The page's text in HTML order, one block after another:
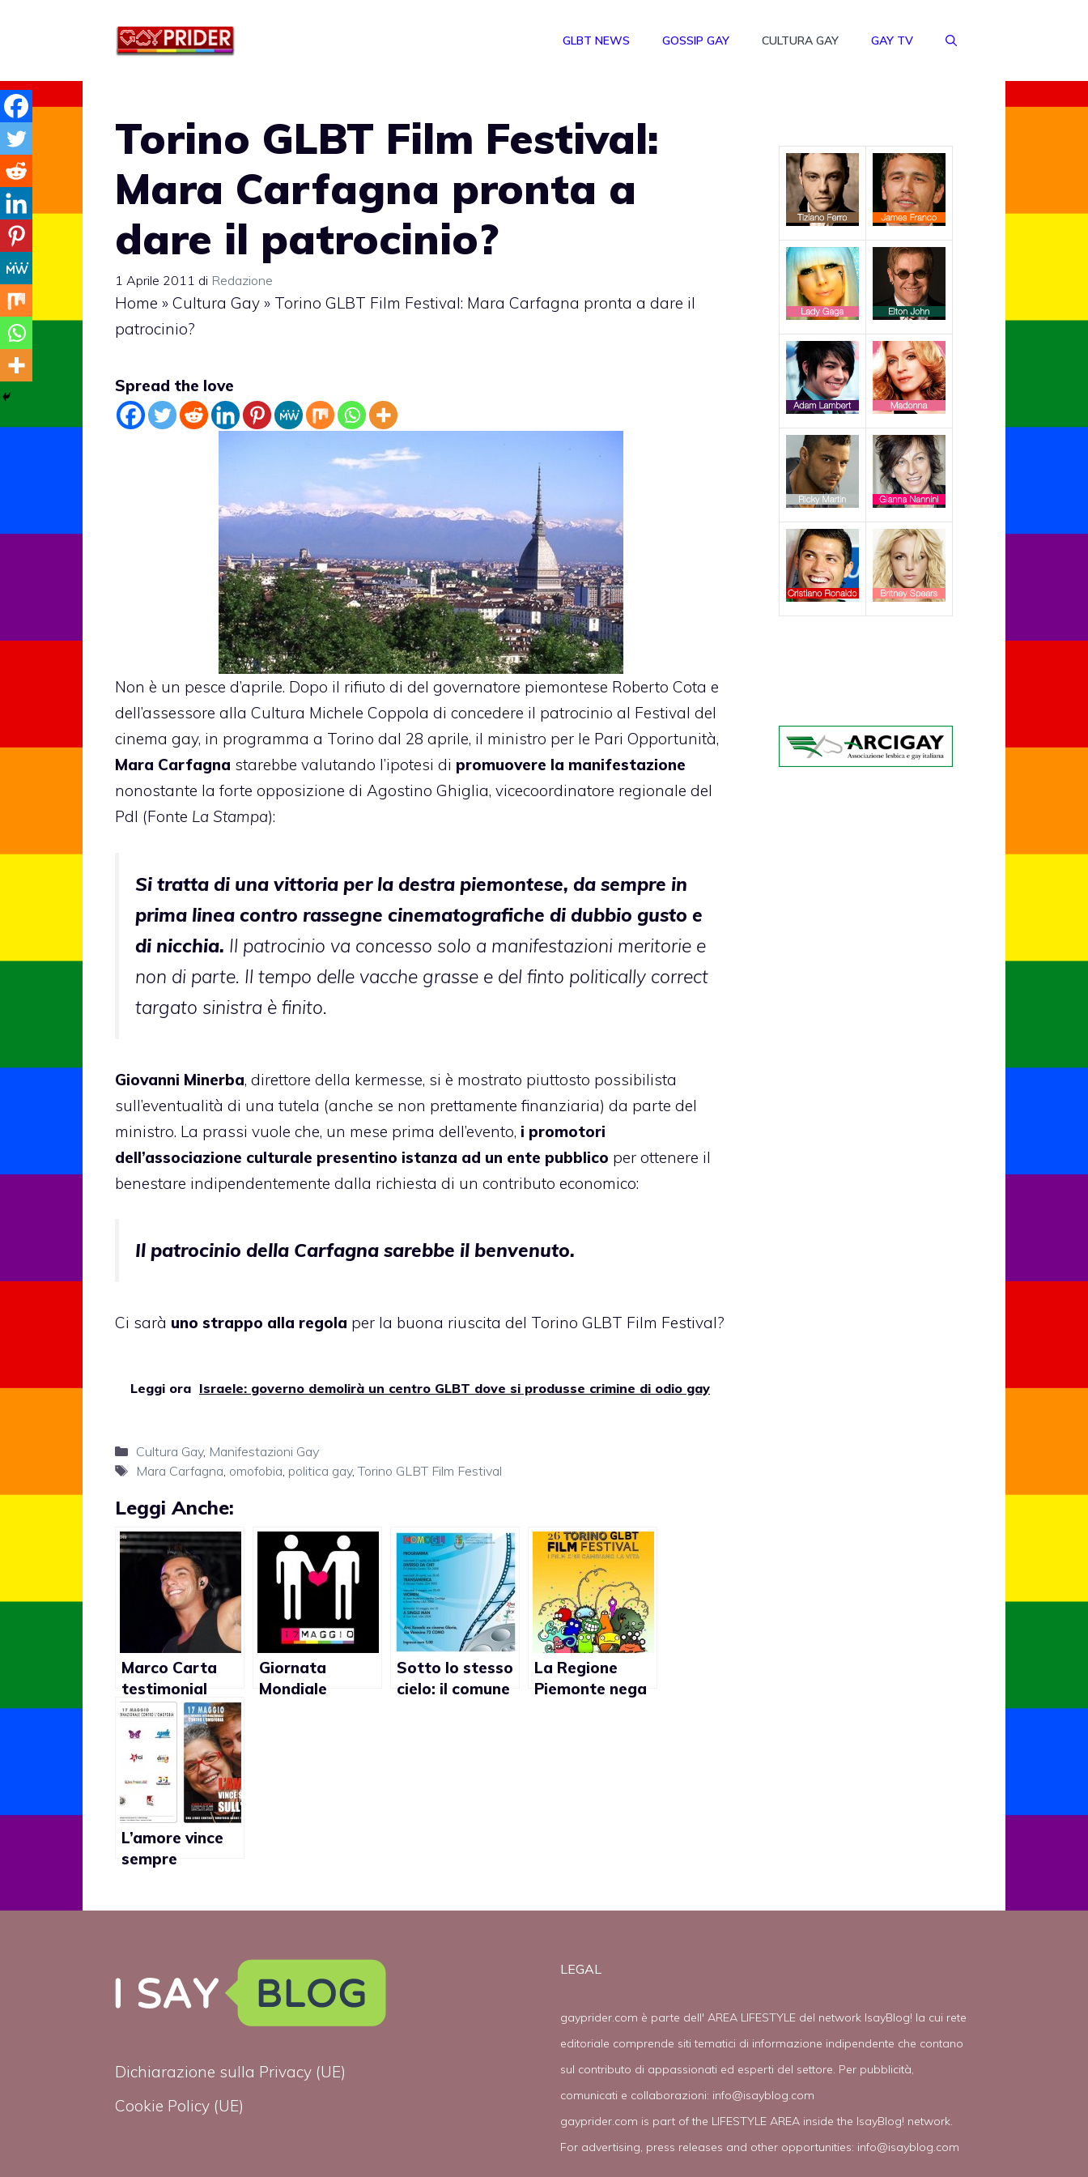
GLBT NEWS GOSSIP GAY CULTURA GAY GAY TV
Torino GLBT Film Festival:
Mara Carfagna pronta a
dare il patrocinio?
1 Aprile 2011 di Redazione
Home » Cultura Gay » Torino GLBT Film Festival: Mara Carfagna pronta a dare il
patrocinio?
Spread the love
Non è un pesce d’aprile. Dopo il rifiuto di del governatore piemontese Roberto Cota e
dell’assessore alla Cultura Michele Coppola di concedere il patrocinio al Festival del
cinema gay, in programma a Torino dal 28 aprile, il ministro per le Pari Opportunità,
Mara Carfagna starebbe valutando l’ipotesi di promuovere la manifestazione
nonostante la forte opposizione di Agostino Ghiglia, vicecoordinatore regionale del
Pdl (Fonte La Stampa):
Si tratta di una vittoria per la destra piemontese, da sempre in
prima linea contro rassegne cinematografiche di dubbio gusto e
di nicchia. Il patrocinio va concesso solo a manifestazioni meritorie e
non di parte. Il tempo delle vacche grasse e del finto politically correct
targato sinistra è finito.
Giovanni Minerba, direttore della kermesse, si è mostrato piuttosto possibilista
sull’eventualità di una tutela (anche se non prettamente finanziaria) da parte del
ministro. La prassi vuole che, un mese prima dell’evento, i promotori
dell’associazione culturale presentino istanza ad un ente pubblico per ottenere il
benestare indipendentemente dalla richiesta di un contributo economico:
Il patrocinio della Carfagna sarebbe il benvenuto.
Ci sarà uno strappo alla regola per la buona riuscita del Torino GLBT Film Festival?
Leggi ora Israele: governo demolirà un centro GLBT dove si produsse crimine di odio gay
Categorie
Cultura Gay, Manifestazioni Gay
Tag
Mara Carfagna, omofobia, politica gay,Torino GLBT Film Festival
Leggi Anche:
Marco Carta
testimonial
campagna
contro violenza
omofoba
(video)
Giornata
Mondiale
Sotto lo stesso
cielo: il comune
La Regione
Piemonte nega
L’amore vince
sempre
17 maggio
Dichiarazione sulla Privacy (UE)
Cookie Policy (UE)
LEGAL
gayprider.com è parte dell' AREA LIFESTYLE del network IsayBlog! la cui rete
editoriale comprende siti tematici di informazione indipendente che contano
sul contributo di appassionati ed esperti del settore. Per pubblicità,
comunicati e collaborazioni: info@isayblog.com
gayprider.com is part of the LIFESTYLE AREA inside the IsayBlog! network.
For advertising, press releases and other opportunities: info@isayblog.com